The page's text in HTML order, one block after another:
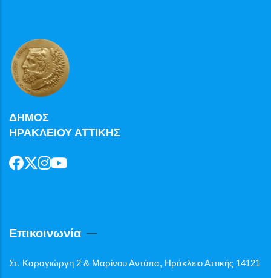
ΔΗΜΟΣ
ΗΡΑΚΛΕΙΟΥ ΑΤΤΙΚΗΣ
Επικοινωνία
Στ. Καραγιώργη 2 & Μαρίνου Αντύπα, Ηράκλειο Αττικής 14121